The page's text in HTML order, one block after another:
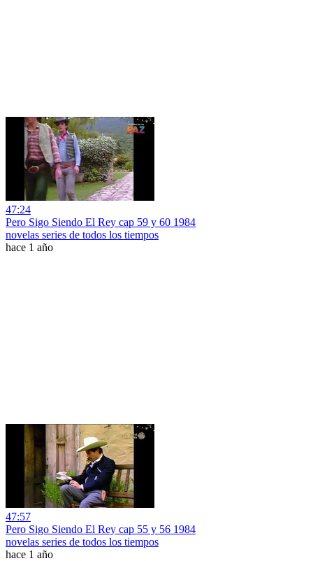
47:24
Pero Sigo Siendo El Rey cap 59 y 60 1984
novelas series de todos los tiempos
hace 1 año
47:57
Pero Sigo Siendo El Rey cap 55 y 56 1984
novelas series de todos los tiempos
hace 1 año